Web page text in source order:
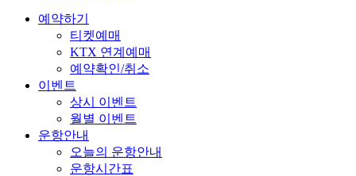
예약하기
티켓예매
KTX 연계예매
예약확인/취소
이벤트
상시 이벤트
월별 이벤트
운항안내
오늘의 운항안내
운항시간표